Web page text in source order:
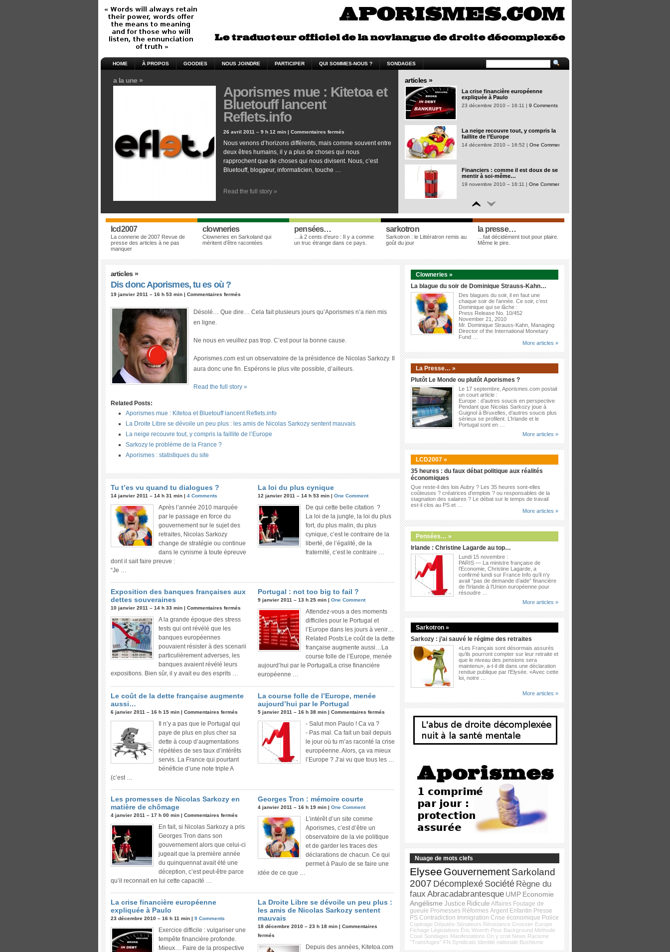
HOME À PROPOS GOODIES NOUS JOINDRE PARTICIPER QUI SOMMES-NOUS ? SONDAGES
a la une »
Aporismes mue : Kitetoa et
Bluetouff lancent
Reflets.info
26 avril 2011 – 9 h 12 min | Commentaires fermés
Nous venons d’horizons différents, mais comme souvent entre
deux êtres humains, il y a plus de choses qui nous
rapprochent que de choses qui nous divisent. Nous, c’est
Bluetouff, bloggeur, informaticien, touche …
Read the full story »
articles »
19 janvier 2011 – 16:53 |Commentaires
La crise financière européenne
expliquée à Paulo
23 décembre 2010 – 16:11 | 9 Comments
La neige recouvre tout, y compris la
faillite de l’Europe
14 décembre 2010 – 16:52 | One Comment
Financiers : comme il est doux de se
mentir à soi-même…
19 novembre 2010 – 16:11 | One Comment
lcd2007
La connerie de 2007 Revue de
presse des articles à ne pas
manquer
clowneries
Clowneries en Sarkoland qui
méritent d’être racontées
pensées…
…à 2 cents d’euro : Il y a comme
un truc étrange dans ce pays.
sarkotron
Sarkotron : le Littératron remis au
goût du jour
la presse…
…fait décidément tout pour plaire.
Même le pire.
articles »
Dis donc Aporismes, tu es où ?
19 janvier 2011 – 16 h 53 min | Commentaires fermés
Désolé… Que dire… Cela fait plusieurs jours qu’Aporismes n’a rien mis
en ligne.
Ne nous en veuillez pas trop. C’est pour la bonne cause.
Aporismes.com est un observatoire de la présidence de Nicolas Sarkozy. Il
aura donc une fin. Espérons le plus vite possible, d’ailleurs.
Read the full story »
Related Posts:
Aporismes mue : Kitetoa et Bluetouff lancent Reflets.info
La Droite Libre se dévoile un peu plus : les amis de Nicolas Sarkozy sentent mauvais
La neige recouvre tout, y compris la faillite de l’Europe
Sarkozy le problème de la France ?
Aporismes : statistiques du site
Tu t’es vu quand tu dialogues ?
14 janvier 2011 – 14 h 31 min | 4 Comments
Après l’année 2010 marquée
par le passage en force du
gouvernement sur le sujet des
retraites, Nicolas Sarkozy
change de stratégie ou continue
dans le cynisme à toute épreuve
dont il sait faire preuve :
“Je …
La loi du plus cynique
12 janvier 2011 – 14 h 53 min | One Comment
De qui cette belle citation ?
La loi de la jungle, la loi du plus
fort, du plus malin, du plus
cynique, c’est le contraire de la
liberté, de l’égalité, de la
fraternité, c’est le contraire …
Exposition des banques françaises aux
dettes souveraines
10 janvier 2011 – 14 h 33 min | Commentaires fermés
A la grande époque des stress
tests qui ont révélé que les
banques européennes
pouvaient résister à des scenarii
particulièrement adverses, les
banques avaient révélé leurs
expositions. Bien sûr, il y avait eu des esprits …
Portugal : not too big to fail ?
9 janvier 2011 – 13 h 25 min | One Comment
Attendez-vous a des moments
difficiles pour le Portugal et
l’Europe dans les jours à venir…
Related Posts:Le coût de la dette
française augmente aussi…La
course folle de l’Europe, menée
aujourd’hui par le PortugalLa crise financière
européenne …
Le coût de la dette française augmente
aussi…
6 janvier 2011 – 16 h 15 min | Commentaires fermés
Il n’y a pas que le Portugal qui
paye de plus en plus cher sa
dette à coup d’augmentations
répétées de ses taux d’intérêts
servis. La France qui pourtant
bénéficie d’une note triple A
(c’est …
La course folle de l’Europe, menée
aujourd’hui par le Portugal
5 janvier 2011 – 16 h 38 min | Commentaires fermés
- Salut mon Paulo ! Ca va ?
- Pas mal. Ca fait un bail depuis
le jour où tu m’as raconté la crise
européenne. Alors, ça va mieux
l’Europe ? J’ai vu que tous les …
Les promesses de Nicolas Sarkozy en
matière de chômage
4 janvier 2011 – 17 h 00 min | Commentaires fermés
En fait, si Nicolas Sarkozy a pris
Georges Tron dans son
gouvernement alors que celui-ci
jugeait que la première année
du quinquennat avait été une
déception, c’est peut-être parce
qu’il reconnait en lui cette capacité …
Georges Tron : mémoire courte
4 janvier 2011 – 16 h 19 min | One Comment
L’intérêt d’un site comme
Aporismes, c’est d’être un
observatoire de la vie politique
et de garder les traces des
déclarations de chacun. Ce qui
permet à Paulo de se faire une
idée de ce que …
La crise financière européenne
expliquée à Paulo
23 décembre 2010 – 16 h 11 min | 9 Comments
Exercice difficile : vulgariser une
tempête financière profonde.
Mieux… Faire de la prospective
La Droite Libre se dévoile un peu plus :
les amis de Nicolas Sarkozy sentent
mauvais
18 décembre 2010 – 23 h 18 min | Commentaires
fermés
Depuis des années, Kitetoa.com
Clowneries »
La blague du soir de Dominique Strauss-Kahn…
Des blagues du soir, il en faut une
chaque soir de l’année. Ce soir, c’est
Dominique qui se lâche :
Press Release No. 10/452
November 21, 2010
Mr. Dominique Strauss-Kahn, Managing
Director of the International Monetary
Fund …
More articles »
La Presse… »
Plutôt Le Monde ou plutôt Aporismes ?
Le 17 septembre, Aporismes.com postait
un court article :
Europe : d’autres soucis en perspective
Pendant que Nicolas Sarkozy joue à
Guignol à Bruxelles, d’autres soucis plus
sérieux se profilent. L’Irlande et le
Portugal sont en …
More articles »
LCD2007 »
35 heures : du faux débat politique aux réalités
économiques
Que reste-il des lois Aubry ? Les 35 heures sont-elles
coûteuses ? créatrices d’emplois ? ou responsables de la
stagnation des salaires ? Le débat sur le temps de travail
est-il clos au PS et …
More articles »
Pensées… »
Irlande : Christine Lagarde au top…
Lundi 15 novembre :
PARIS — La ministre française de
l’Economie, Christine Lagarde, a
confirmé lundi sur France Info qu’il n’y
avait “pas de demande d’aide” financière
de l’Irlande à l’Union européenne pour
résoudre …
More articles »
Sarkotron »
Sarkozy : j’ai sauvé le régime des retraites
«Les Français sont désormais assurés
qu’ils pourront compter sur leur retraite et
que le niveau des pensions sera
maintenu», a-t-il dit dans une déclaration
rendue publique par l’Elysée. «Avec cette
loi, notre …
More articles »
Nuage de mots clefs
Elysee GouvernementSarkoland
2007 Décomplexé Société Règne du
faux Abracadabrantesque UMP Economie
Angélisme Justice Ridicule Affaires Foutage de
gueule Promesses Réformes Argent Enfantin Presse
PS Contradiction Immigration Crise économique Police
Copinage Députés-Sénateurs Résistance Grossier Europe
Fichage Législatives Éric Woerth Peur Background Méthode
Coué Sondages Manifestations On y croit News Racisme
"Transfuges" FN Syndicats Identité nationale Bushisme